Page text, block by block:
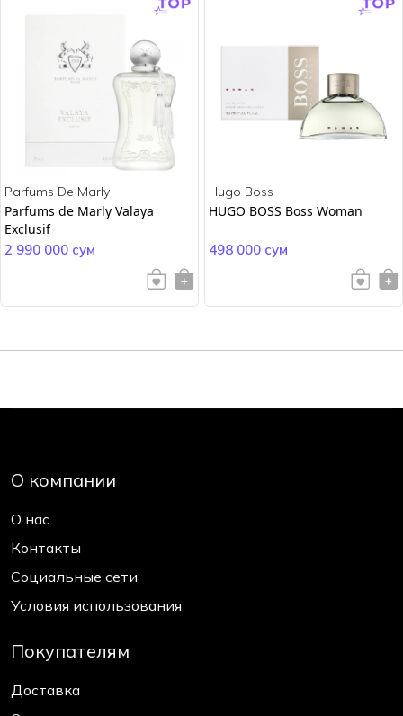
Parfums De Marly
Parfums de Marly Valaya
Exclusif
2 990 000 сум
Hugo Boss
HUGO BOSS Boss Woman
498 000 сум
О компании
О нас
Контакты
Социальные сети
Условия использования
Покупателям
Доставка